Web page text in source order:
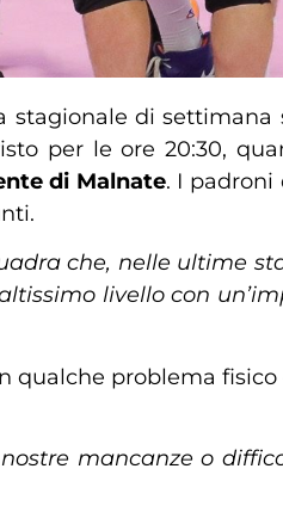
di settimana
per le ore 20:30,
di Malnate. I padroni
che, nelle ultime
livello con
problema
nostre mancanze o